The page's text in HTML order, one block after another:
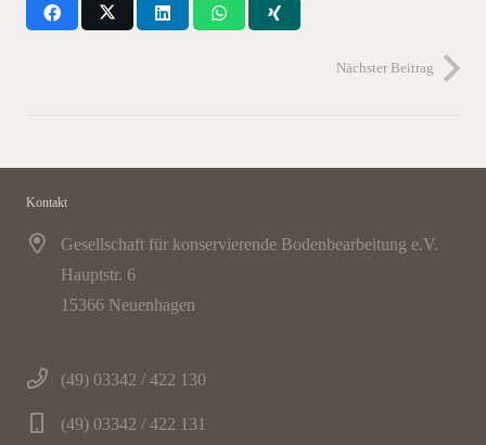
Nächster Beitrag
Kontakt
Gesellschaft für konservierende Bodenbearbeitung e.V.
Hauptstr. 6
15366 Neuenhagen
(49) 03342 / 422 130
(49) 03342 / 422 131